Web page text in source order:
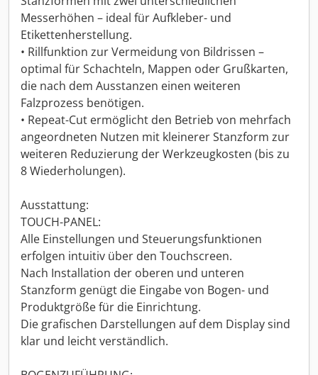
Messerhöhen – ideal für Aufkleber- und
Etikettenherstellung.
• Rillfunktion zur Vermeidung von Bildrissen –
optimal für Schachteln, Mappen oder Grußkarten,
die nach dem Ausstanzen einen weiteren
Falzprozess benötigen.
• Repeat-Cut ermöglicht den Betrieb von mehrfach
angeordneten Nutzen mit kleinerer Stanzform zur
weiteren Reduzierung der Werkzeugkosten (bis zu
8 Wiederholungen).
Ausstattung:
TOUCH-PANEL:
Alle Einstellungen und Steuerungsfunktionen
erfolgen intuitiv über den Touchscreen.
Nach Installation der oberen und unteren
Stanzform genügt die Eingabe von Bogen- und
Produktgröße für die Einrichtung.
Die grafischen Darstellungen auf dem Display sind
klar und leicht verständlich.